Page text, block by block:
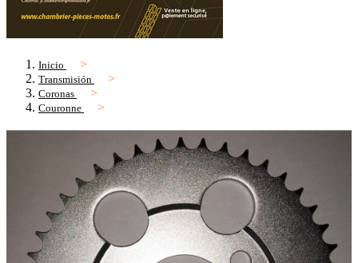
Inicio
Transmisión
Coronas
Couronne